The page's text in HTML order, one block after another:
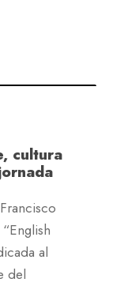
cultura
al
del